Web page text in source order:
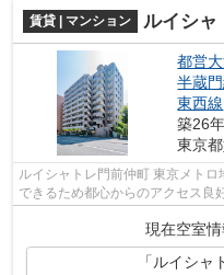
賃貸 | マンション ルイシャ
都営
半蔵
東西線
築26年
東京都
ルイシャトレ門前仲町 東京メトロ地下鉄東西線・都営大江戸線の2路線利用
できるため都心からのアクセス良好。 大型マンションが建ち並んで
現在空室情
「ルイシ